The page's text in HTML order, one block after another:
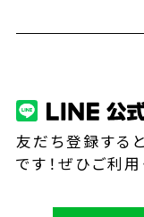
友だち登録する
です！ぜひご利用